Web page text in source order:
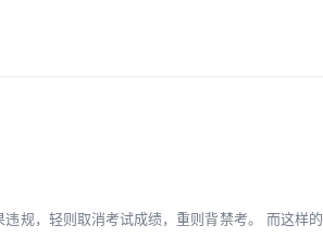
规，轻则取消考试成绩，重则背禁考。 而这样的